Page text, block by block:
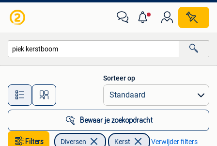
Alle afstanden…
Sorteer op
Bewaar je zoekopdracht
Filters Diversen Kerst Verwijder filters